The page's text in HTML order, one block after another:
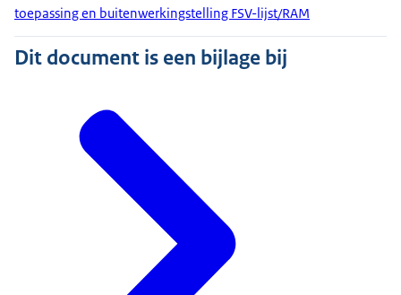
toepassing en buitenwerkingstelling FSV-lijst/RAM
Dit document is een bijlage bij